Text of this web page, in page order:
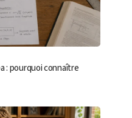
: pourquoi connaître